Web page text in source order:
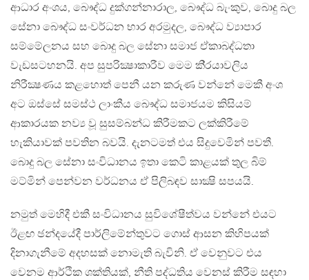
ආධාර අංශය, බෞද්ධ දුක්ගන්නාරාල, බෞද්ධ බැංකුව, බොදු බල
සේනා බෞද්ධ සංවර්ධන භාර අරමුදල, බෞද්ධ ව්‍යාපාර
සම්මේලනය සහ බොදු බල සේනා සමාජ ඒකාබද්ධතා
වැඩසටහනයි. අප සුපරික්‍ෂාකාරීව මෙම කි‍්‍රයාවලිය
නිරීක්‍ෂණය කළහොත් පෙනී යන කරුණ වන්නේ මෙකී අංශ
අට ඔස්සේ සමස්ථ ලාංකීය බෞද්ධ සමාජයම කිසියම්
ආකාරයක නව්‍ය වූ සුසම්බන්ධ කිරීමකට ලක්කිරීමේ
හැකියාවක් පවතින බවයි. දැනටමත් එය සිදුවෙමින් පවතී.
බොදු බල සේනා සංවිධානය ඉතා කෙටි කාළයක් තුල බිම්
මට්මින් පෙන්වන වර්ධනය ඒ පිලිබඳව සාක්‍ෂි සපයයි.
නමුත් මෙහිදී එකී සංවිධානය සුවිශේෂීත්වය වන්නේ එයට
ඊළඟ ඡන්දයේදී පාර්ලිමේන්තුවට ගොස් ආසන කිහිපයක්
දිනාගැනීමේ අදහසක් නොමැති බැවිනි. ඒ වෙනුවට එය
වෙනම ආර්ථික ශක්තියක්, නීති පද්ධතිය වෙනස් කිරීම සඳහා